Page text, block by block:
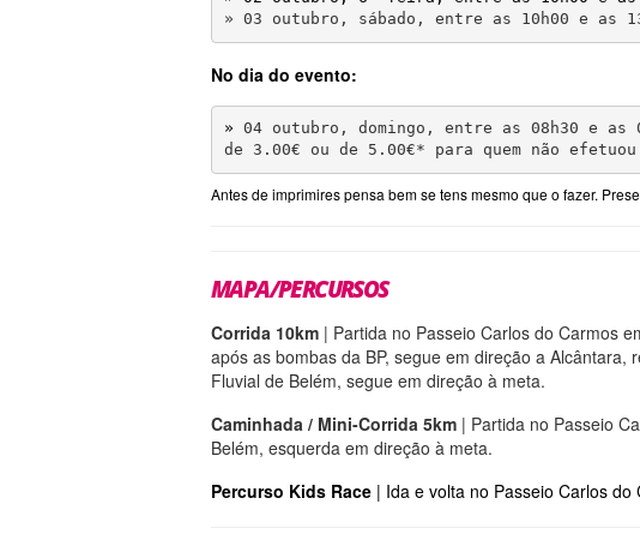
» 03 outubro, sábado, entre as 10h00 e as
No dia do evento:
» 04 outubro, domingo, entre as 08h30 e as
de 3.00€ ou de 5.00€* para quem não
Antes de imprimires pensa bem se tens mesmo que o fazer.
MAPA/PERCURSOS
Corrida 10km | Partida no Passeio Carlos do Carmos
após as bombas da BP, segue em direção a
Fluvial de Belém, segue em direção à meta.
Caminhada / Mini-Corrida 5km | Partida no Passeio
Belém, esquerda em direção à meta.
Percurso Kids Race | Ida e volta no Passeio Carlos do